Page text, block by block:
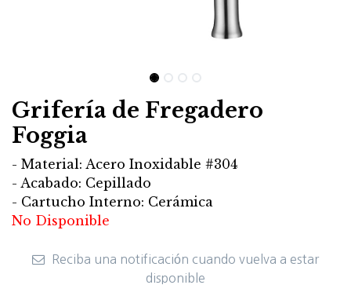
Grifería de Fregadero
Foggia
- Material: Acero Inoxidable #304
- Acabado: Cepillado
- Cartucho Interno: Cerámica
No Disponible
Reciba una notificación cuando vuelva a estar
disponible